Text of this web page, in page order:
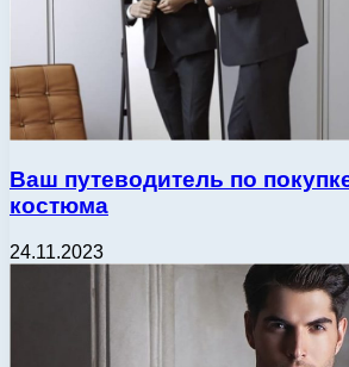
Ваш путеводитель по
костюма
24.11.2023